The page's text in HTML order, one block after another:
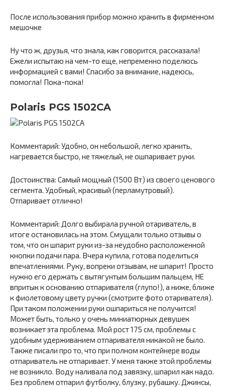
После использования прибор можно хранить в фирменном
мешочке
Ну что ж, друзья, что знала, как говорится, рассказала!
Ежели испытаю на чем-то еще, непременно поделюсь
информацией с вами! Спасибо за внимание, надеюсь,
помогла! Пока-пока!
Polaris PGS 1502CA
Комментарий: Удобно, он небольшой, легко хранить,
нагревается быстро, не тяжелый, не ошпаривает руки.
Достоинства: Самый мощный (1500 Вт) из своего ценового
сегмента. Удобный, красивый (перламутровый).
Отпаривает отлично!
Комментарий: Долго выбирала ручной отариватель, в
итоге остановилась на этом. Смущали только отзывы о
том, что он шпарит руки из-за неудобно расположенной
кнопки подачи пара. Вчера купила, готова поделиться
впечатлениями. Руку, вопреки отзывам, не шпарит! Просто
нужно его держать с вытягунтым большим пальцем, НЕ
впритык к основанию отпаривателя (глупо!), а ниже, ближе
к фиолетовому цвету ручки (смотрите фото отаривателя).
При таком положении руки ошпариться не получится!
Может быть, только у очень миниатюрных девушек
возникает эта проблема. Мой рост 175 см, проблемы с
удобным удерживанием отпаривателя никакой не было.
Также писали про то, что при полном контейнере воды
отпариватель не отпаривает. У меня также этой проблемы
не возникло. Воду наливала под завязку, шпарил как надо.
Без проблем отпарил футболку, блузку, рубашку. Джинсы,